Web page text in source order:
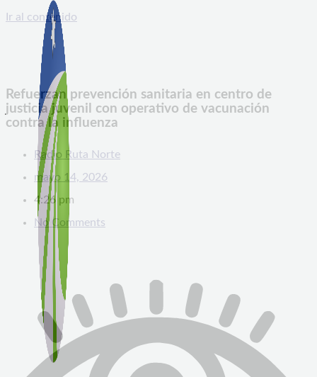
Ir al contenido
Refuerzan prevención sanitaria en centro de
justicia juvenil con operativo de vacunación
contra la influenza
Radio Ruta Norte
mayo 14, 2026
4:26 pm
No Comments